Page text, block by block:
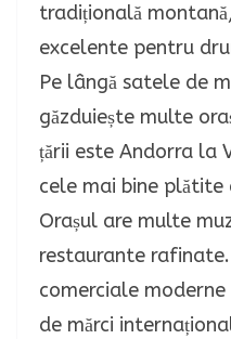
tradițională
excelente pentru
Pe lângă satele de
găzduiește multe
țării este Andorra la
cele mai bine plătite
Orașul are multe
restaurante
comerciale
de mărci